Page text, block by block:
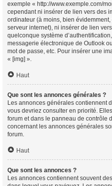
exemple « http://www.exemple.com/
cependant ni insérer de lien vers des
ordinateur (à moins, bien
serveur internet), ni insérer de lien
quelconque système
messagerie électronique de Outlook
mot de passe, etc. Pour insérer une
« [img] ».
Haut
Que sont les annonces générales ?
Les annonces générales contiennent
vous devriez consulter en priorité.
forum et dans le panneau de contrôle
concernant les annonces générales
forum.
Haut
Que sont les annonces ?
Les annonces contiennent souvent